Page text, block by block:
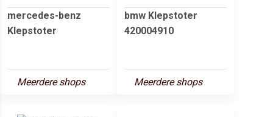
mercedes-benz
Klepstoter
Meerdere shops
bmw Klepstoter
420004910
Meerdere shops